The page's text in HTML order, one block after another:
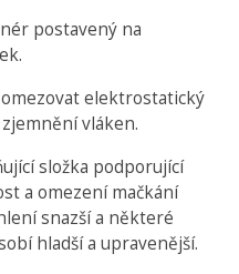
postavený na
elektrostatický
vláken.
složka podporující
a omezení mačkání
snazší a některé
hladší a upravenější.